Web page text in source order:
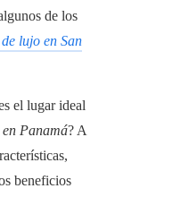
de los
lujo en San
el lugar ideal
Panamá? A
beneficios